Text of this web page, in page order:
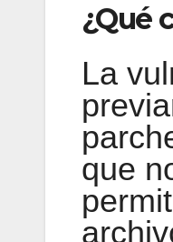
¿Qué
La
que